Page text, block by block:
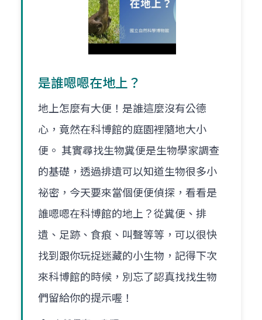
是誰嗯嗯在地上？
地上怎麼有大便！是誰這麼沒有公德
心，竟然在科博館的庭園裡隨地大小
便。 其實尋找生物糞便是生物學家調查
的基礎，透過排遺可以知道生物很多小
祕密，今天要來當個便便偵探，看看是
誰嗯嗯在科博館的地上？從糞便、排
遺、足跡、食痕、叫聲等等，可以很快
找到跟你玩捉迷藏的小生物，記得下次
來科博館的時候，別忘了認真找找生物
們留給你的提示喔！